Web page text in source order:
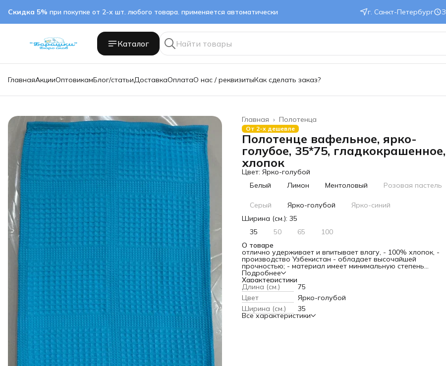
Скидка 5% при покупке от 2-х шт. любого товара. применяется автоматически г. Санкт-Петербург
Каталог
ГлавнаяАкцииОптовикамБлог/статьиДоставкаОплатаО нас / реквизитыКак сделать заказ?
Полотенца
Главная ›
От 2-х дешевле
Полотенце вафельное, ярко-
голубое, 35*75, гладкокрашенное,
хлопок
Цвет: Ярко-голубой
Белый
Лимон Ментоловый Розовая пастель
Серый Ярко-голубой
Ярко-синий
Ширина (см.): 35
35
50 65
100
О товаре
отлично удерживает и впитывает влагу, - 100% хлопок, -
производство Узбекистан - обладает высочайшей
прочностью; - материал имеет минимальную степень
осыпаемости; - легко и быстро отжимается и сохнет, - не
оставляет после себя разводов; - на обработанной
поверхности не оставляет волокон; - высокая степень
эксплуатации.
Подробнее
Характеристики
Длина (см.)
75
Цвет
Ярко-голубой
Ширина (см.)
35
Все характеристики